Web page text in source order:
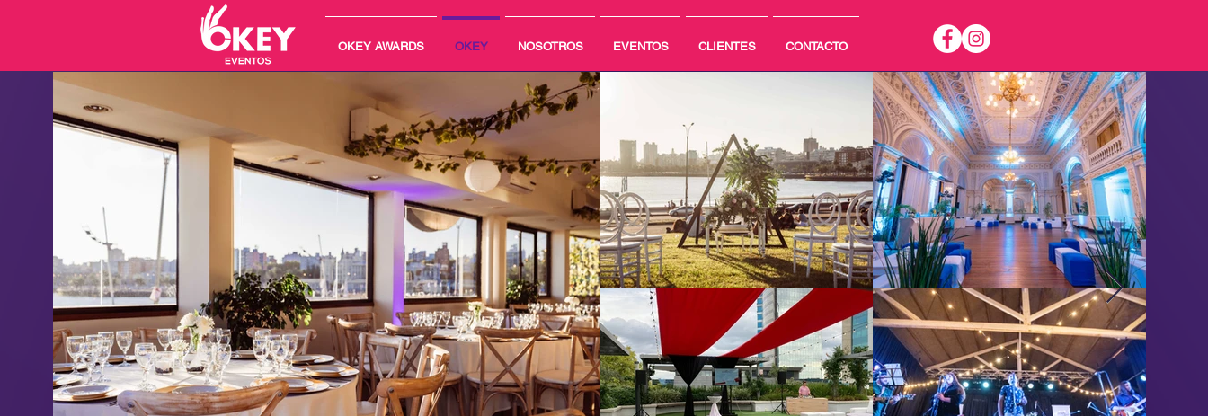
OKEY AWARDS OKEY NOSOTROS EVENTOS CLIENTES CONTACTO